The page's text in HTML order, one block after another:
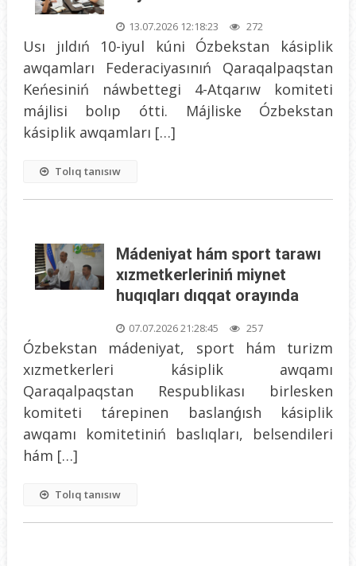
13.07.2026 12:18:23 272
Usı jıldıń 10-iyul kúni Ózbekstan kásiplik
awqamları Federaciyasınıń Qaraqalpaqstan
Keńesiniń náwbettegi 4-Atqarıw komiteti
májlisi bolıp ótti. Májliske Ózbekstan
kásiplik awqamları […]
Tolıq tanısıw
Mádeniyat hám sport tarawı
xızmetkerleriniń miynet
huqıqları dıqqat orayında
07.07.2026 21:28:45 257
Ózbekstan mádeniyat, sport hám turizm
xızmetkerleri kásiplik awqamı
Qaraqalpaqstan Respublikası birlesken
komiteti tárepinen baslanǵısh kásiplik
awqamı komitetiniń baslıqları, belsendileri
hám […]
Tolıq tanısıw